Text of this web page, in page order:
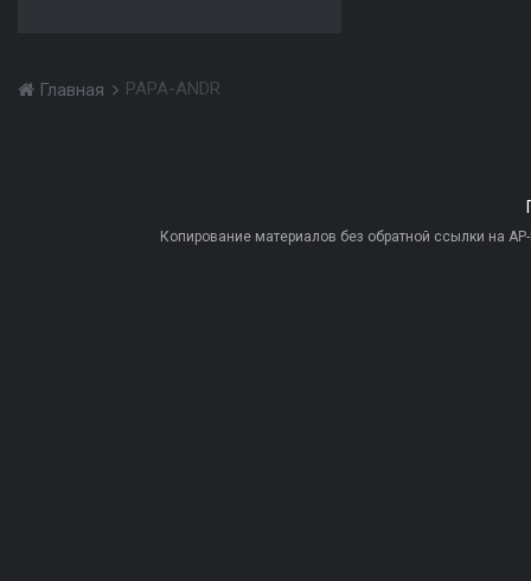
Главная PAPA-ANDR
Копирование материалов без обратной ссылки на